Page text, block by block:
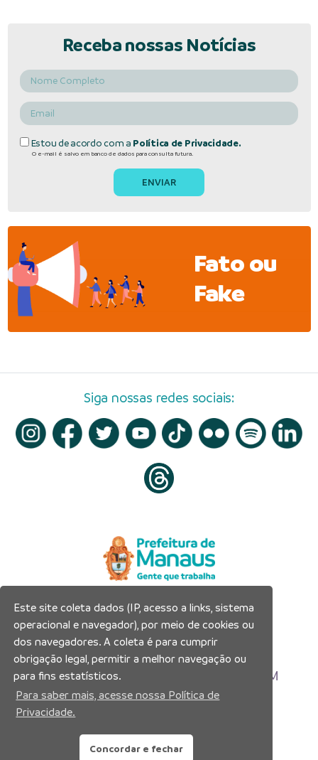
Receba nossas Notícias
Estou de acordo com a Política de Privacidade.
O e-mail é salvo em banco de dados para consulta futura.
Fato ou
Fake
Siga nossas redes sociais:
Prefeitura Municipal de Manaus
Município de Manaus
CNPJ:04.365.326.0001-73
Av. Brasil, 2971 – Compensa, Manaus-AM
CEP: 69036-110
Este site coleta dados (IP, acesso a links, sistema
operacional e navegador), por meio de cookies ou
dos navegadores. A coleta é para cumprir
obrigação legal, permitir a melhor navegação ou
para fins estatísticos.
Para saber mais, acesse nossa Política de
Privacidade.
Concordar e fechar